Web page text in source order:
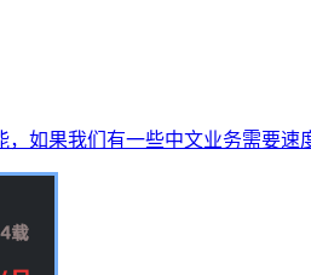
如果我们有一些中文业务需要速